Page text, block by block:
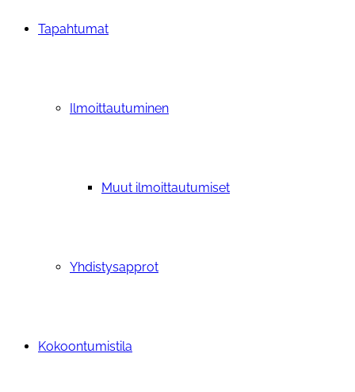
Tapahtumat
Ilmoittautuminen
Muut ilmoittautumiset
Yhdistysapprot
Kokoontumistila